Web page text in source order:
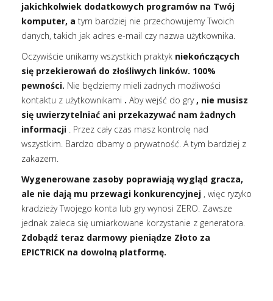
jakichkolwiek dodatkowych programów na Twój
komputer, a tym bardziej nie przechowujemy Twoich
danych, takich jak adres e-mail czy nazwa użytkownika.
Oczywiście unikamy wszystkich praktyk niekończących
się przekierowań do złośliwych linków. 100%
pewności. Nie będziemy mieli żadnych możliwości
kontaktu z użytkownikami . Aby wejść do gry, nie musisz
się uwierzytelniać ani przekazywać nam żadnych
informacji . Przez cały czas masz kontrolę nad
wszystkim. Bardzo dbamy o prywatność. A tym bardziej z
zakazem.
Wygenerowane zasoby poprawiają wygląd gracza,
ale nie dają mu przewagi konkurencyjnej , więc ryzyko
kradzieży Twojego konta lub gry wynosi ZERO. Zawsze
jednak zaleca się umiarkowane korzystanie z generatora.
Zdobądź teraz darmowy pieniądze Złoto za
EPICTRICK na dowolną platformę.